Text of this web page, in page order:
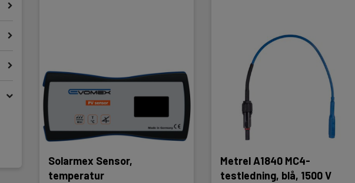
Solarmex Sensor,
temperatur
Metrel A1840 MC4-
testledning, blå, 1500 V